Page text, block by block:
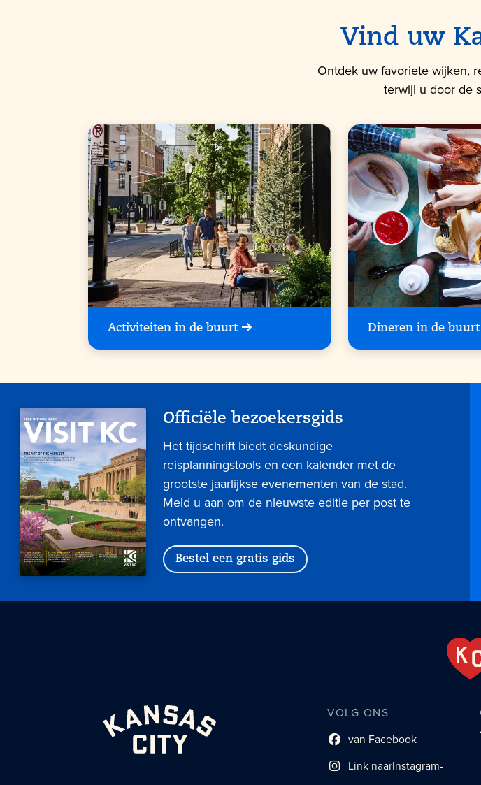
Vind uw
Ontdek uw favoriete wijken,
terwijl u door de
Activiteiten in de buurt Dineren in de buurt
Officiële bezoekersgids
Het tijdschrift biedt deskundige
reisplanningstools en een kalender met de
grootste jaarlijkse evenementen van de stad.
Meld u aan om de nieuwste editie per post te
ontvangen.
Bestel een gratis gids
VOLG ONS
Link naar sociaal profiel
van Facebook
Link naarInstagram-
sociaal profiel